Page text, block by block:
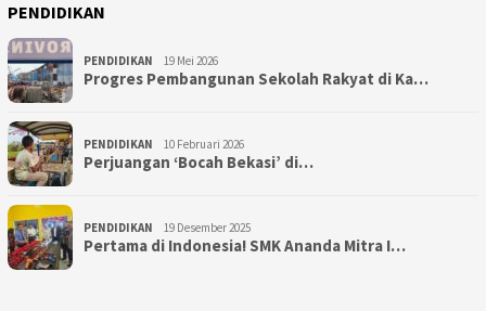
PENDIDIKAN
PENDIDIKAN 19 Mei 2026
Progres Pembangunan Sekolah Rakyat di Ka…
PENDIDIKAN 10 Februari 2026
Perjuangan ‘Bocah Bekasi’ di…
PENDIDIKAN 19 Desember 2025
Pertama di Indonesia! SMK Ananda Mitra I…